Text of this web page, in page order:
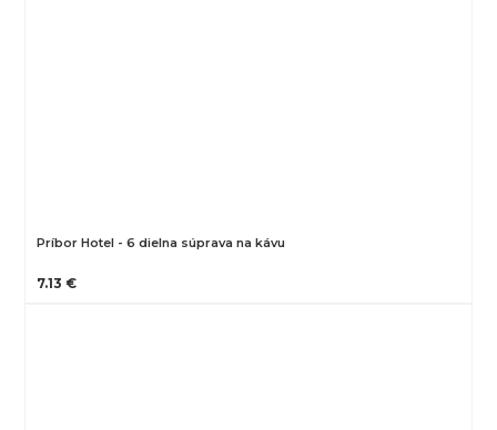
Príbor Hotel - 6 dielna súprava na kávu
7.13 €